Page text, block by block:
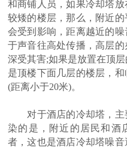
和商铺人员，如果冷却塔放
较矮的楼层，那么，附近
会受到影响，距离越近的噪
于声音往高处传播，高层的
深受其害;如果是放置在顶
是顶楼下面几层的楼层，
(距离小于20米)。
对于酒店的冷却塔，主
染的是，附近的居民和酒
者，这也是酒店冷却塔噪音